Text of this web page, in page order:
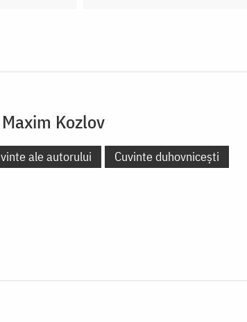
Kozlov
ale autorului Cuvinte duhovnicești